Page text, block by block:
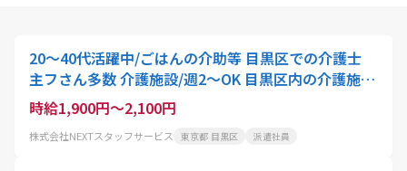
20～40代活躍中/ごはんの介助等 目黒区での介護士
主フさん多数 介護施設/週2～OK 目黒区内の介護施設
で食事のサポート/日勤のみOK×残業なし×資格を活
かせる×主婦 さん多数×車通勤OK/短期OK/車通勤O
K
時給1,900円～2,100円
株式会社NEXTスタッフサービス 東京都 目黒区 派遣社員